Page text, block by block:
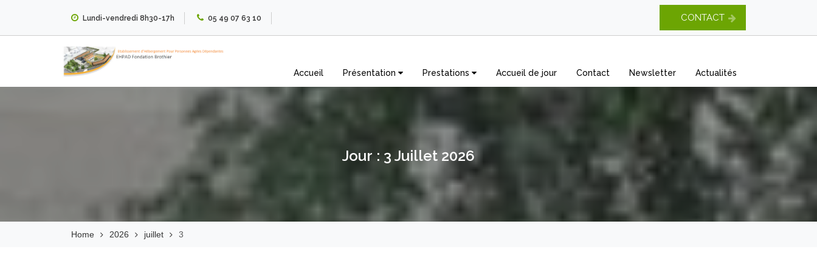
content
Lundi-vendredi 8h30-17h 05 49 07 63 10 CONTACT
EHPAD Fondation
Accueil Présentation Prestations Accueil de jour Contact Newsletter Actualités
Jour : 3 Juillet 2026
Home 2026 juillet 3